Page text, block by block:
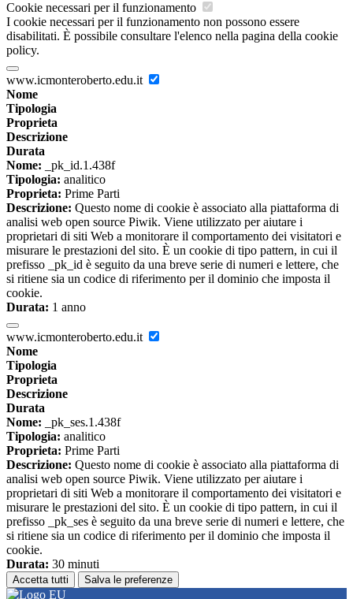
Cookie necessari per il funzionamento
I cookie necessari per il funzionamento non possono essere
disabilitati. È possibile consultare l'elenco nella pagina della cookie
policy.
www.icmonteroberto.edu.it
Nome
Tipologia
Proprieta
Descrizione
Durata
Nome: _pk_id.1.438f
Tipologia: analitico
Proprieta: Prime Parti
Descrizione: Questo nome di cookie è associato alla piattaforma di
analisi web open source Piwik. Viene utilizzato per aiutare i
proprietari di siti Web a monitorare il comportamento dei visitatori e
misurare le prestazioni del sito. È un cookie di tipo pattern, in cui il
prefisso _pk_id è seguito da una breve serie di numeri e lettere, che
si ritiene sia un codice di riferimento per il dominio che imposta il
cookie.
Durata: 1 anno
www.icmonteroberto.edu.it
Nome
Tipologia
Proprieta
Descrizione
Durata
Nome: _pk_ses.1.438f
Tipologia: analitico
Proprieta: Prime Parti
Descrizione: Questo nome di cookie è associato alla piattaforma di
analisi web open source Piwik. Viene utilizzato per aiutare i
proprietari di siti Web a monitorare il comportamento dei visitatori e
misurare le prestazioni del sito. È un cookie di tipo pattern, in cui il
prefisso _pk_ses è seguito da una breve serie di numeri e lettere, che
si ritiene sia un codice di riferimento per il dominio che imposta il
cookie.
Durata: 30 minuti
Accetta tutti Salva le preferenze